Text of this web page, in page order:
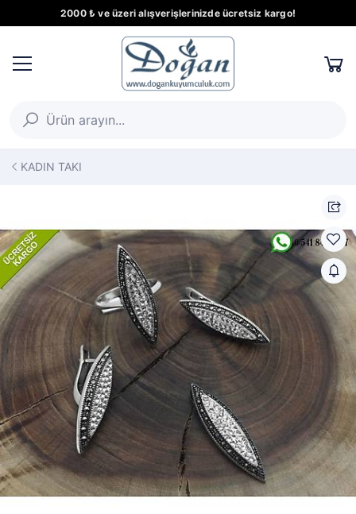
2000 ₺ ve üzeri alışverişlerinizde ücretsiz kargo!
KADIN TAKI